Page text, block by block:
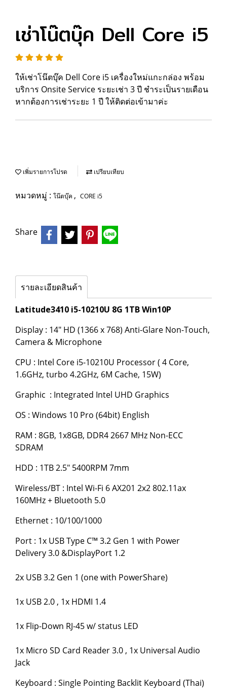
เช่าโน๊ตบุ๊ค Dell Core i5
ให้เช่าโน๊ตบุ๊ค Dell Core i5 เครื่องใหม่แกะกล่อง พร้อม
บริการ Onsite Service ระยะเช่า 3 ปี ชำระเป็นรายเดือน
หากต้องการเช่าระยะ 1 ปี ให้ติดต่อเข้ามาค่ะ
เพิ่มรายการโปรด เปรียบเทียบ
หมวดหมู่ : โน๊ตบุ๊ค , CORE i5
Share
รายละเอียดสินค้า
Latitude3410 i5-10210U 8G 1TB Win10P
Display : 14" HD (1366 x 768) Anti-Glare Non-Touch,
Camera & Microphone
CPU : Intel Core i5-10210U Processor ( 4 Core,
1.6GHz, turbo 4.2GHz, 6M Cache, 15W)
Graphic : Integrated Intel UHD Graphics
OS : Windows 10 Pro (64bit) English
RAM : 8GB, 1x8GB, DDR4 2667 MHz Non-ECC
SDRAM
HDD : 1TB 2.5" 5400RPM 7mm
Wireless/BT : Intel Wi-Fi 6 AX201 2x2 802.11ax
160MHz + Bluetooth 5.0
Ethernet : 10/100/1000
Port : 1x USB Type C™ 3.2 Gen 1 with Power
Delivery 3.0 &DisplayPort 1.2
2x USB 3.2 Gen 1 (one with PowerShare)
1x USB 2.0 , 1x HDMI 1.4
1x Flip-Down RJ-45 w/ status LED
1x Micro SD Card Reader 3.0 , 1x Universal Audio
Jack
Keyboard : Single Pointing Backlit Keyboard (Thai)